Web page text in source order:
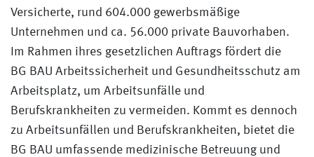
Versicherte, rund 604.000 gewerbsmäßige
Unternehmen und ca. 56.000 private Bauvorhaben.
Im Rahmen ihres gesetzlichen Auftrags fördert die
BG BAU Arbeitssicherheit und Gesundheitsschutz am
Arbeitsplatz, um Arbeitsunfälle und
Berufskrankheiten zu vermeiden. Kommt es dennoch
zu Arbeitsunfällen und Berufskrankheiten, bietet die
BG BAU umfassende medizinische Betreuung und